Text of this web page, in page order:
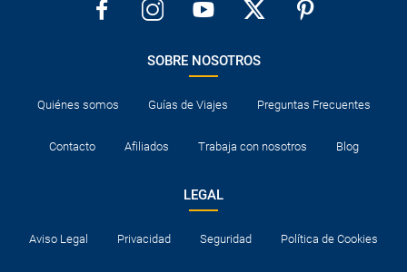
SOBRE NOSOTROS
Quiénes somos Guías de Viajes Preguntas Frecuentes
Contacto Afiliados Trabaja con nosotros Blog
LEGAL
Aviso Legal Privacidad Seguridad Política de Cookies